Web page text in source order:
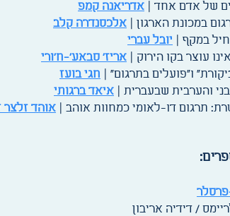
של אדם אחד | אדריאנה קמפ
במכונת הארגון | אלכסנדרה קלב
במקף | יובל עברי
עוצר בקו הירוק | אריז' סבאע'-ח'ורי
ו"פועלים בתרגום" | חגי בועז
והערבית שבעברית | איאד ברגותי
תרגום דו-לאומי כמחוות אוהב | אוהד זלצר
פרסלר
/ דידיה אריבון